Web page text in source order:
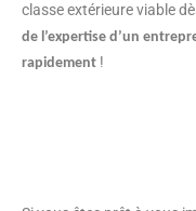
classe extérieure viable
de l’expertise d’un
rapidement !